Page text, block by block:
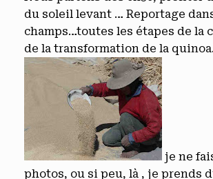
du soleil levant … Reportage
champs…toutes les étapes de la
de la transformation de la quinoa.
je ne
photos, ou si peu, là , je prends